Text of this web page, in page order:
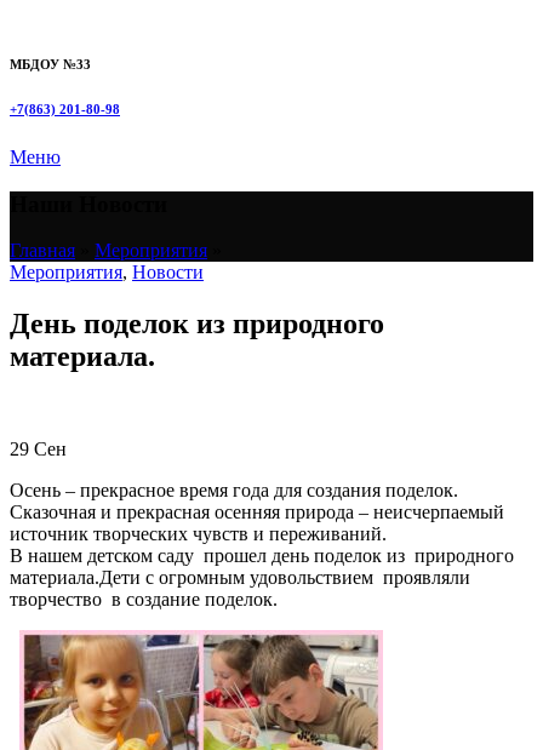
МБДОУ №33
+7(863) 201-80-98
Меню
Главная Мероприятия
Мероприятия, Новости
День поделок из природного
материала.
29 Сен
Осень – прекрасное время года для создания поделок.
Сказочная и прекрасная осенняя природа – неисчерпаемый
источник творческих чувств и переживаний.
В нашем детском саду прошел день поделок из природного
материала.Дети с огромным удовольствием проявляли
творчество в создание поделок.